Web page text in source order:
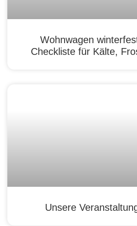
Wohnwagen
Checkliste für Kälte,
Unsere